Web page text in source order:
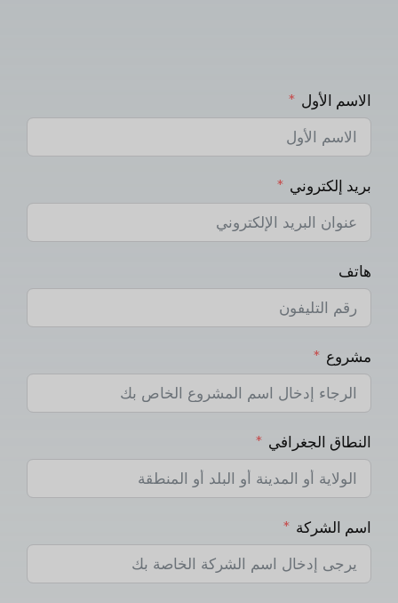
الاسم الأول
بريد إلكتروني
هاتف
مشروع
النطاق الجغرافي
اسم الشركة